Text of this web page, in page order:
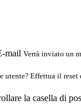
mail Verrà inviato un
utente? Effettua il
la casella di